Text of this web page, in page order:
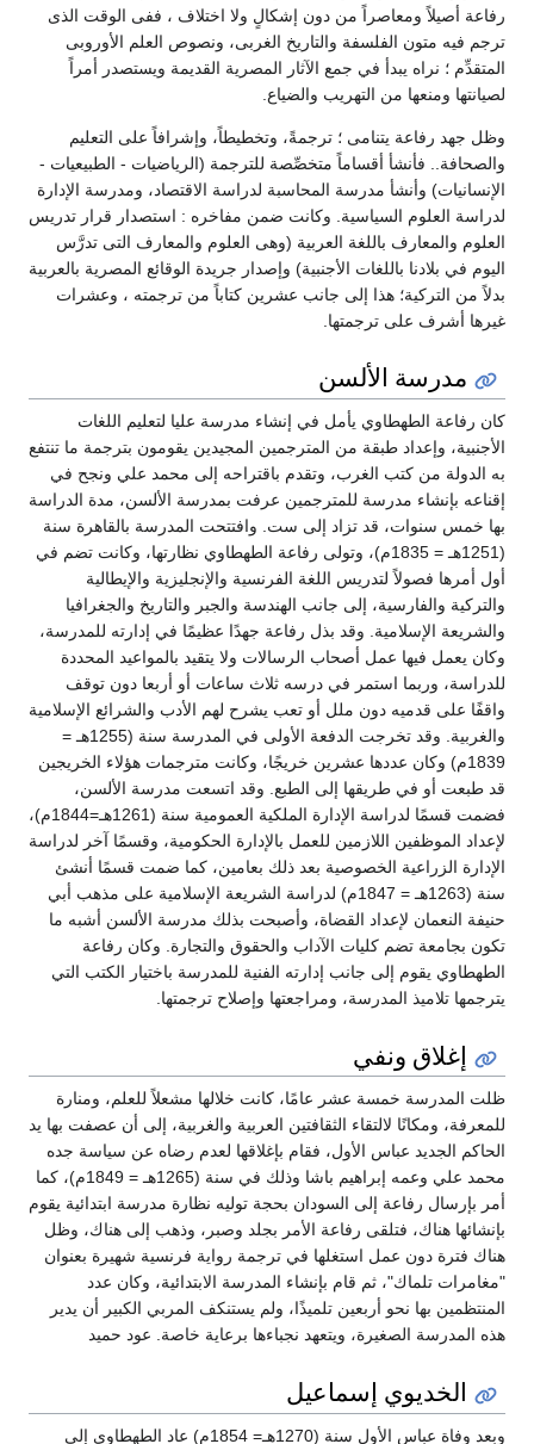
رفاعة أصيلاً ومعاصراً من دون إشكالٍ ولا اختلاف ، ففى الوقت الذى
ترجم فيه متون الفلسفة والتاريخ الغربى، ونصوص العلم الأوروبى
المتقدِّم ؛ نراه يبدأ في جمع الآثار المصرية القديمة ويستصدر أمراً
لصيانتها ومنعها من التهريب والضياع.
وظل جهد رفاعة يتنامى ؛ ترجمةً، وتخطيطاً، وإشرافاً على التعليم
والصحافة.. فأنشأ أقساماً متخصِّصة للترجمة (الرياضيات - الطبيعيات -
الإنسانيات) وأنشأ مدرسة المحاسبة لدراسة الاقتصاد، ومدرسة الإدارة
لدراسة العلوم السياسية. وكانت ضمن مفاخره : استصدار قرار تدريس
العلوم والمعارف باللغة العربية (وهى العلوم والمعارف التى تدرَّس
اليوم في بلادنا باللغات الأجنبية) وإصدار جريدة الوقائع المصرية بالعربية
بدلاً من التركية؛ هذا إلى جانب عشرين كتاباً من ترجمته ، وعشرات
غيرها أشرف على ترجمتها.
مدرسة الألسن
كان رفاعة الطهطاوي يأمل في إنشاء مدرسة عليا لتعليم اللغات
الأجنبية، وإعداد طبقة من المترجمين المجيدين يقومون بترجمة ما تنتفع
به الدولة من كتب الغرب، وتقدم باقتراحه إلى محمد علي ونجح في
إقناعه بإنشاء مدرسة للمترجمين عرفت بمدرسة الألسن، مدة الدراسة
بها خمس سنوات، قد تزاد إلى ست. وافتتحت المدرسة بالقاهرة سنة
(1251هـ = 1835م)، وتولى رفاعة الطهطاوي نظارتها، وكانت تضم في
أول أمرها فصولاً لتدريس اللغة الفرنسية والإنجليزية والإيطالية
والتركية والفارسية، إلى جانب الهندسة والجبر والتاريخ والجغرافيا
والشريعة الإسلامية. وقد بذل رفاعة جهدًا عظيمًا في إدارته للمدرسة،
وكان يعمل فيها عمل أصحاب الرسالات ولا يتقيد بالمواعيد المحددة
للدراسة، وربما استمر في درسه ثلاث ساعات أو أربعا دون توقف
واقفًا على قدميه دون ملل أو تعب يشرح لهم الأدب والشرائع الإسلامية
والغربية. وقد تخرجت الدفعة الأولى في المدرسة سنة (1255هـ =
1839م) وكان عددها عشرين خريجًا، وكانت مترجمات هؤلاء الخريجين
قد طبعت أو في طريقها إلى الطبع. وقد اتسعت مدرسة الألسن،
فضمت قسمًا لدراسة الإدارة الملكية العمومية سنة (1261هـ=1844م)،
لإعداد الموظفين اللازمين للعمل بالإدارة الحكومية، وقسمًا آخر لدراسة
الإدارة الزراعية الخصوصية بعد ذلك بعامين، كما ضمت قسمًا أنشئ
سنة (1263هـ = 1847م) لدراسة الشريعة الإسلامية على مذهب أبي
حنيفة النعمان لإعداد القضاة، وأصبحت بذلك مدرسة الألسن أشبه ما
تكون بجامعة تضم كليات الآداب والحقوق والتجارة. وكان رفاعة
الطهطاوي يقوم إلى جانب إدارته الفنية للمدرسة باختيار الكتب التي
يترجمها تلاميذ المدرسة، ومراجعتها وإصلاح ترجمتها.
إغلاق ونفي
ظلت المدرسة خمسة عشر عامًا، كانت خلالها مشعلاً للعلم، ومنارة
للمعرفة، ومكانًا لالتقاء الثقافتين العربية والغربية، إلى أن عصفت بها يد
الحاكم الجديد عباس الأول، فقام بإغلاقها لعدم رضاه عن سياسة جده
محمد علي وعمه إبراهيم باشا وذلك في سنة (1265هـ = 1849م)، كما
أمر بإرسال رفاعة إلى السودان بحجة توليه نظارة مدرسة ابتدائية يقوم
بإنشائها هناك، فتلقى رفاعة الأمر بجلد وصبر، وذهب إلى هناك، وظل
هناك فترة دون عمل استغلها في ترجمة رواية فرنسية شهيرة بعنوان
"مغامرات تلماك"، ثم قام بإنشاء المدرسة الابتدائية، وكان عدد
المنتظمين بها نحو أربعين تلميذًا، ولم يستنكف المربي الكبير أن يدير
هذه المدرسة الصغيرة، ويتعهد نجباءها برعاية خاصة. عود حميد
الخديوي إسماعيل
وبعد وفاة عباس الأول سنة (1270هـ= 1854م) عاد الطهطاوي إلى